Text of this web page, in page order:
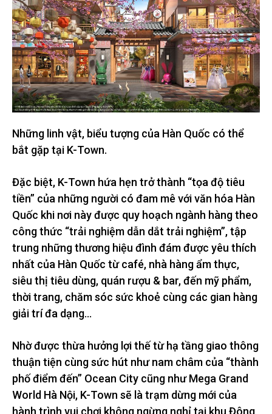
Những linh vật, biểu tượng của Hàn Quốc có thể
bắt gặp tại K-Town.
Đặc biệt, K-Town hứa hẹn trở thành “tọa độ tiêu
tiền” của những người có đam mê với văn hóa Hàn
Quốc khi nơi này được quy hoạch ngành hàng theo
công thức “trải nghiệm dẫn dắt trải nghiệm”, tập
trung những thương hiệu đình đám được yêu thích
nhất của Hàn Quốc từ café, nhà hàng ẩm thực,
siêu thị tiêu dùng, quán rượu & bar, đến mỹ phẩm,
thời trang, chăm sóc sức khoẻ cùng các gian hàng
giải trí đa dạng…
Nhờ được thừa hưởng lợi thế từ hạ tầng giao thông
thuận tiện cùng sức hút như nam châm của “thành
phố điểm đến” Ocean City cũng như Mega Grand
World Hà Nội, K-Town sẽ là trạm dừng mới của